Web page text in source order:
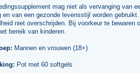
mag niet als vervanging van
en van een gezonde levensstijl worden
niet overschrijden. Bij voorkeur te bewaren
bereik van kinderen.
Mannen en vrouwen (18+)
Pot met 60 softgels